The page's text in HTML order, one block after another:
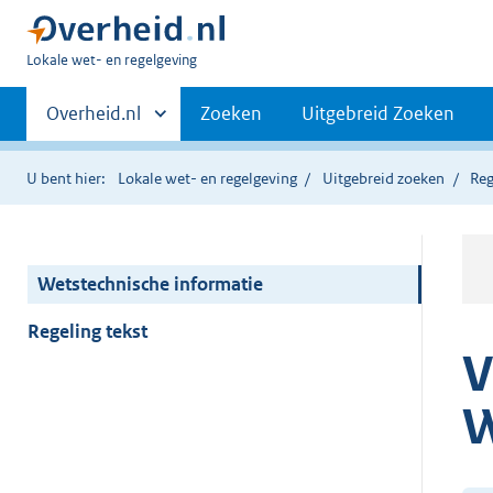
U
hier:
Lokale wet- en regelgeving
Primaire
navigatie
Andere
sites
binnen
Overheid.nl Zoeken Uitgebreid Zoeken
U bent hier: Lokale wet- en regelgeving Uitgebreid zoeken
Wetstechnische informatie
Regeling tekst